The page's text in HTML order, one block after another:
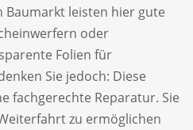
Baumarkt leisten hier gute
oder
Folien für
Sie jedoch: Diese
fachgerechte Reparatur. Sie
zu ermöglichen